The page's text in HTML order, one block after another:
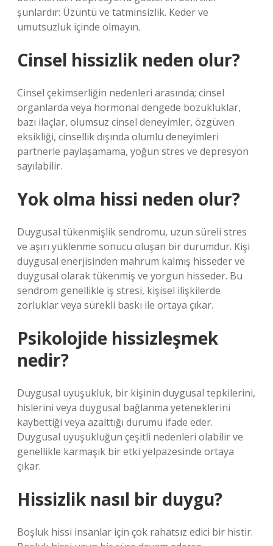
şunlardır: Üzüntü ve tatminsizlik. Keder ve
umutsuzluk içinde olmayın.
Cinsel hissizlik neden olur?
Cinsel çekimserliğin nedenleri arasında; cinsel
organlarda veya hormonal dengede bozukluklar,
bazı ilaçlar, olumsuz cinsel deneyimler, özgüven
eksikliği, cinsellik dışında olumlu deneyimleri
partnerle paylaşamama, yoğun stres ve depresyon
sayılabilir.
Yok olma hissi neden olur?
Duygusal tükenmişlik sendromu, uzun süreli stres
ve aşırı yüklenme sonucu oluşan bir durumdur. Kişi
duygusal enerjisinden mahrum kalmış hisseder ve
duygusal olarak tükenmiş ve yorgun hisseder. Bu
sendrom genellikle iş stresi, kişisel ilişkilerde
zorluklar veya sürekli baskı ile ortaya çıkar.
Psikolojide hissizleşmek
nedir?
Duygusal uyuşukluk, bir kişinin duygusal tepkilerini,
hislerini veya duygusal bağlanma yeteneklerini
kaybettiği veya azalttığı durumu ifade eder.
Duygusal uyuşukluğun çeşitli nedenleri olabilir ve
genellikle karmaşık bir etki yelpazesinde ortaya
çıkar.
Hissizlik nasıl bir duygu?
Boşluk hissi insanlar için çok rahatsız edici bir histir.